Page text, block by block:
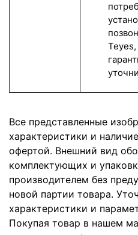
Все представленные
характеристики и
офертой. Внешний вид
комплектующих и
производителем без
новой партии товара.
характеристики и
Покупая товар в нашем